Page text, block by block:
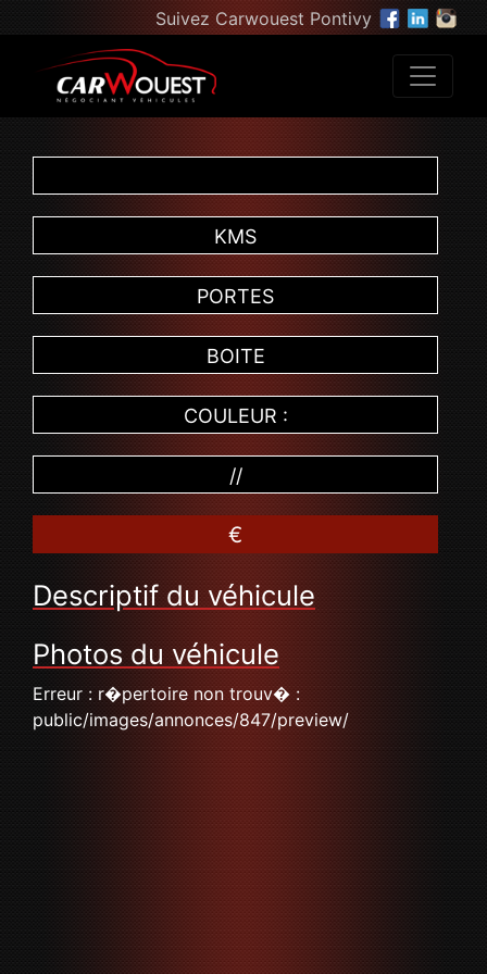
Suivez Carwouest Pontivy
KMS
PORTES
BOITE
COULEUR :
//
€
Descriptif du véhicule
Photos du véhicule
Erreur : r�pertoire non trouv� :
public/images/annonces/847/preview/